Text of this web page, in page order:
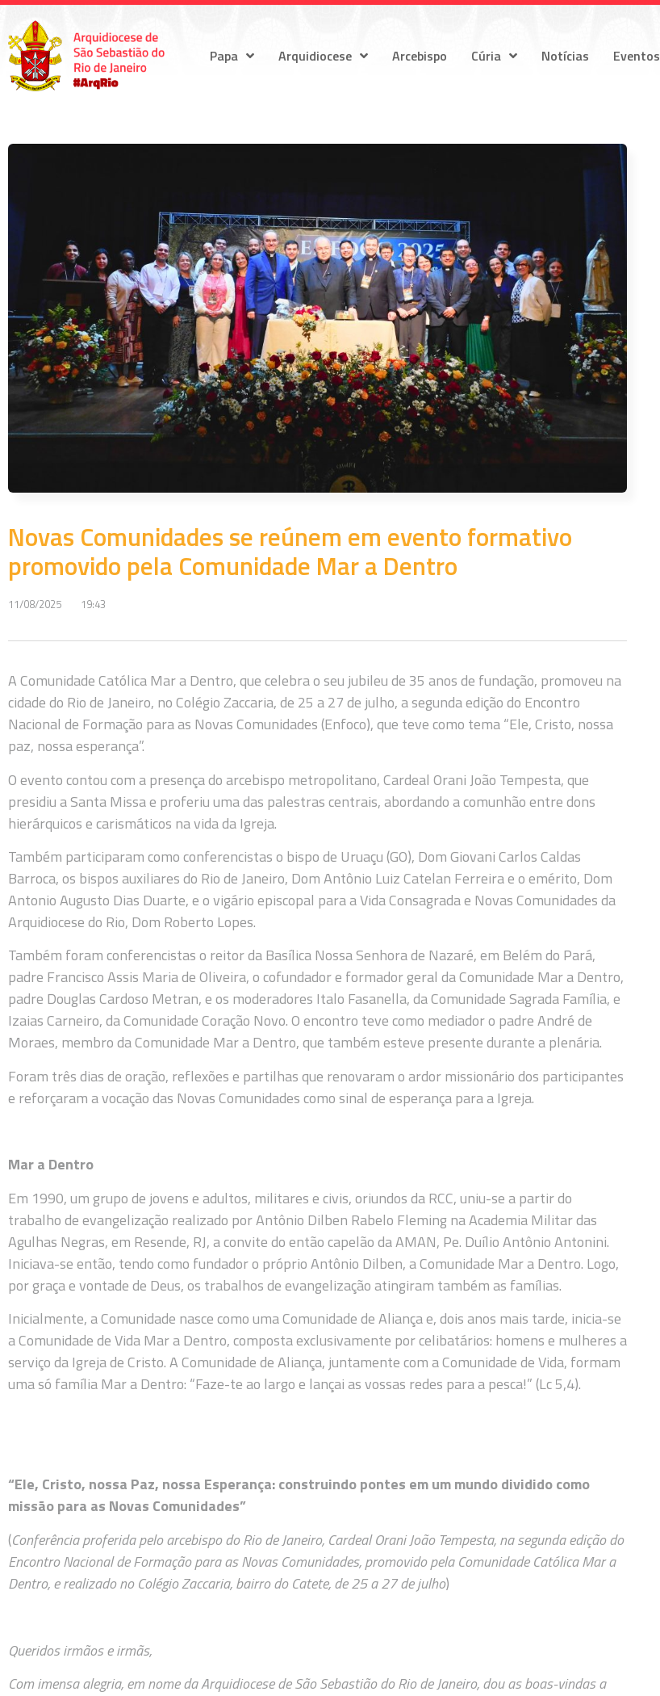
Papa Arquidiocese Arcebispo Cúria Notícias Eventos
Novas Comunidades se reúnem em evento formativo
promovido pela Comunidade Mar a Dentro
11/08/2025 19:43
A Comunidade Católica Mar a Dentro, que celebra o seu jubileu de 35 anos de fundação, promoveu na
cidade do Rio de Janeiro, no Colégio Zaccaria, de 25 a 27 de julho, a segunda edição do Encontro
Nacional de Formação para as Novas Comunidades (Enfoco), que teve como tema “Ele, Cristo, nossa
paz, nossa esperança”.
O evento contou com a presença do arcebispo metropolitano, Cardeal Orani João Tempesta, que
presidiu a Santa Missa e proferiu uma das palestras centrais, abordando a comunhão entre dons
hierárquicos e carismáticos na vida da Igreja.
Também participaram como conferencistas o bispo de Uruaçu (GO), Dom Giovani Carlos Caldas
Barroca, os bispos auxiliares do Rio de Janeiro, Dom Antônio Luiz Catelan Ferreira e o emérito, Dom
Antonio Augusto Dias Duarte, e o vigário episcopal para a Vida Consagrada e Novas Comunidades da
Arquidiocese do Rio, Dom Roberto Lopes.
Também foram conferencistas o reitor da Basílica Nossa Senhora de Nazaré, em Belém do Pará,
padre Francisco Assis Maria de Oliveira, o cofundador e formador geral da Comunidade Mar a Dentro,
padre Douglas Cardoso Metran, e os moderadores Italo Fasanella, da Comunidade Sagrada Família, e
Izaias Carneiro, da Comunidade Coração Novo. O encontro teve como mediador o padre André de
Moraes, membro da Comunidade Mar a Dentro, que também esteve presente durante a plenária.
Foram três dias de oração, reflexões e partilhas que renovaram o ardor missionário dos participantes
e reforçaram a vocação das Novas Comunidades como sinal de esperança para a Igreja.
Mar a Dentro
Em 1990, um grupo de jovens e adultos, militares e civis, oriundos da RCC, uniu-se a partir do
trabalho de evangelização realizado por Antônio Dilben Rabelo Fleming na Academia Militar das
Agulhas Negras, em Resende, RJ, a convite do então capelão da AMAN, Pe. Duílio Antônio Antonini.
Iniciava-se então, tendo como fundador o próprio Antônio Dilben, a Comunidade Mar a Dentro. Logo,
por graça e vontade de Deus, os trabalhos de evangelização atingiram também as famílias.
Inicialmente, a Comunidade nasce como uma Comunidade de Aliança e, dois anos mais tarde, inicia-se
a Comunidade de Vida Mar a Dentro, composta exclusivamente por celibatários: homens e mulheres a
serviço da Igreja de Cristo. A Comunidade de Aliança, juntamente com a Comunidade de Vida, formam
uma só família Mar a Dentro: “Faze-te ao largo e lançai as vossas redes para a pesca!” (Lc 5,4).
“Ele, Cristo, nossa Paz, nossa Esperança: construindo pontes em um mundo dividido como
missão para as Novas Comunidades”
(Conferência proferida pelo arcebispo do Rio de Janeiro, Cardeal Orani João Tempesta, na segunda edição do
Encontro Nacional de Formação para as Novas Comunidades, promovido pela Comunidade Católica Mar a
Dentro, e realizado no Colégio Zaccaria, bairro do Catete, de 25 a 27 de julho)
Queridos irmãos e irmãs,
Com imensa alegria, em nome da Arquidiocese de São Sebastião do Rio de Janeiro, dou as boas-vindas a